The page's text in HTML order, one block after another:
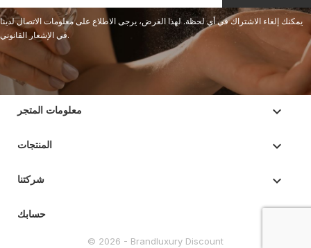
يمكنك إلغاء الاشتراك في أي لحظة. لهذا الغرض، يرجى الاطلاع على معلومات الاتصال لدينا
في الإشعار القانوني.
معلومات المتجر keyboard_arrow_down
المنتجات 
شركتنا 
حسابك
© 2026 - Brandluxury Discount